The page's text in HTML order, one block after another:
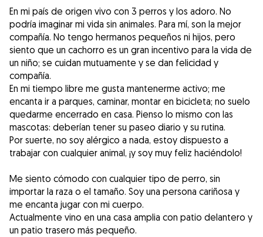
En mi país de origen vivo con 3 perros y los adoro. No
podría imaginar mi vida sin animales. Para mí, son la mejor
compañía. No tengo hermanos pequeños ni hijos, pero
siento que un cachorro es un gran incentivo para la vida de
un niño; se cuidan mutuamente y se dan felicidad y
compañía.
En mi tiempo libre me gusta mantenerme activo; me
encanta ir a parques, caminar, montar en bicicleta; no suelo
quedarme encerrado en casa. Pienso lo mismo con las
mascotas: deberían tener su paseo diario y su rutina.
Por suerte, no soy alérgico a nada, estoy dispuesto a
trabajar con cualquier animal, ¡y soy muy feliz haciéndolo!
Me siento cómodo con cualquier tipo de perro, sin
importar la raza o el tamaño. Soy una persona cariñosa y
me encanta jugar con mi cuerpo.
Actualmente vino en una casa amplia con patio delantero y
un patio trasero más pequeño.